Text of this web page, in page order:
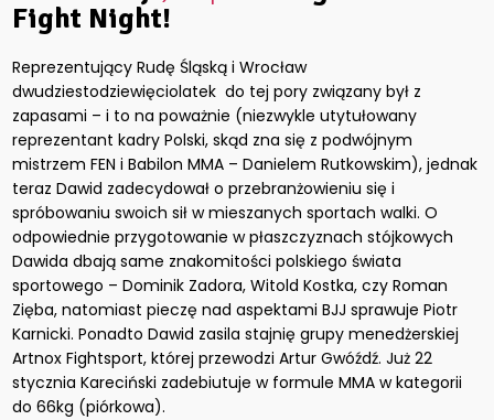
Fight Night!
Reprezentujący Rudę Śląską i Wrocław
dwudziestodziewięciolatek do tej pory związany był z
zapasami – i to na poważnie (niezwykle utytułowany
reprezentant kadry Polski, skąd zna się z podwójnym
mistrzem FEN i Babilon MMA – Danielem Rutkowskim), jednak
teraz Dawid zadecydował o przebranżowieniu się i
spróbowaniu swoich sił w mieszanych sportach walki. O
odpowiednie przygotowanie w płaszczyznach stójkowych
Dawida dbają same znakomitości polskiego świata
sportowego – Dominik Zadora, Witold Kostka, czy Roman
Zięba, natomiast pieczę nad aspektami BJJ sprawuje Piotr
Karnicki. Ponadto Dawid zasila stajnię grupy menedżerskiej
Artnox Fightsport, której przewodzi Artur Gwóźdź. Już 22
stycznia Kareciński zadebiutuje w formule MMA w kategorii
do 66kg (piórkowa).